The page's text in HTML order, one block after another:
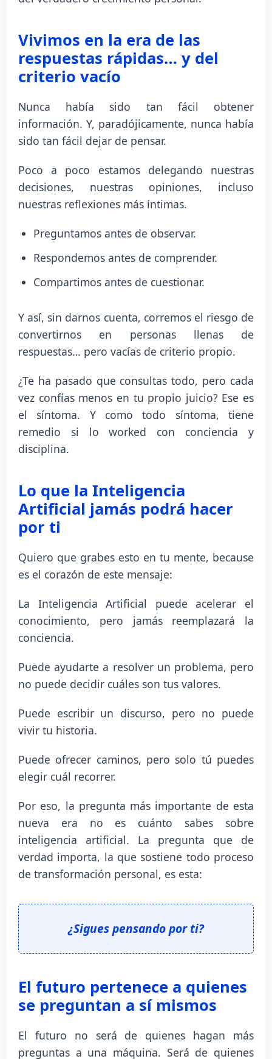
Vivimos en la era de las
respuestas rápidas… y del
criterio vacío
Nunca había sido tan fácil obtener
información. Y, paradójicamente, nunca había
sido tan fácil dejar de pensar.
Poco a poco estamos delegando nuestras
decisiones, nuestras opiniones, incluso
nuestras reflexiones más íntimas.
Preguntamos antes de observar.
Respondemos antes de comprender.
Compartimos antes de cuestionar.
Y así, sin darnos cuenta, corremos el riesgo de
convertirnos en personas llenas de
respuestas… pero vacías de criterio propio.
¿Te ha pasado que consultas todo, pero cada
vez confías menos en tu propio juicio? Ese es
el síntoma. Y como todo síntoma, tiene
remedio si lo worked con conciencia y
disciplina.
Lo que la Inteligencia
Artificial jamás podrá hacer
por ti
Quiero que grabes esto en tu mente, because
es el corazón de este mensaje:
La Inteligencia Artificial puede acelerar el
conocimiento, pero jamás reemplazará la
conciencia.
Puede ayudarte a resolver un problema, pero
no puede decidir cuáles son tus valores.
Puede escribir un discurso, pero no puede
vivir tu historia.
Puede ofrecer caminos, pero solo tú puedes
elegir cuál recorrer.
Por eso, la pregunta más importante de esta
nueva era no es cuánto sabes sobre
inteligencia artificial. La pregunta que de
verdad importa, la que sostiene todo proceso
de transformación personal, es esta:
¿Sigues pensando por ti?
El futuro pertenece a quienes
se preguntan a sí mismos
El futuro no será de quienes hagan más
preguntas a una máquina. Será de quienes